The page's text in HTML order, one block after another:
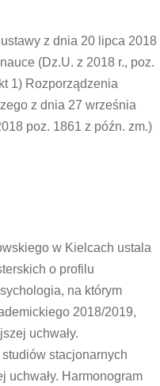
z dnia 20 lipca 2018
(Dz.U. z 2018 r., poz.
1) Rozporządzenia
z dnia 27 września
poz. 1861 z późn. zm.)
w Kielcach ustala
o profilu
na którym
2018/2019,
uchwały.
stacjonarnych
uchwały. Harmonogram